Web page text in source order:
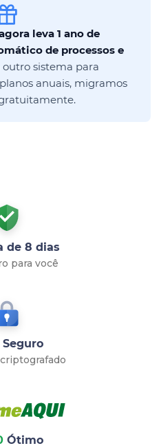
leva 1 ano de
de processos e
outro sistema para
anuais, migramos
de 8 dias
para você
Seguro
Ótimo